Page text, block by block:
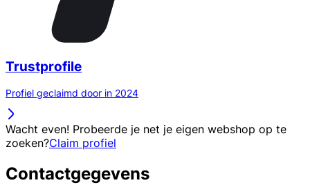
Trustprofile
Profiel geclaimd door in 2024
Wacht even! Probeerde je net je eigen webshop op te
zoeken?Claim profiel
Contactgegevens